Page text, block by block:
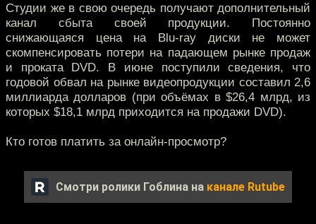
Студии же в свою очередь получают дополнительный
канал сбыта своей продукции. Постоянно
снижающаяся цена на Blu-ray диски не может
скомпенсировать потери на падающем рынке продаж
и проката DVD. В июне поступили сведения, что
годовой обвал на рынке видеопродукции составил 2,6
миллиарда долларов (при объёмах в $26,4 млрд, из
которых $18,1 млрд приходится на продажи DVD).
Кто готов платить за онлайн-просмотр?
Смотри ролики Гоблина на канале Rutube